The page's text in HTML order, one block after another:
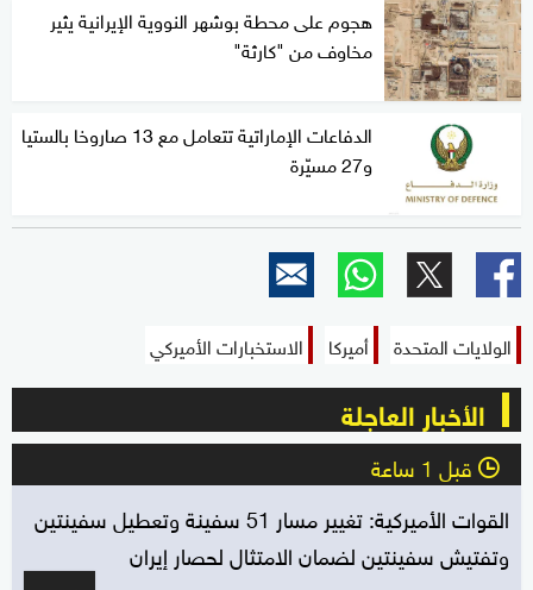
هجوم على محطة بوشهر النووية الإيرانية يثير
مخاوف من "كارثة"
الدفاعات الإماراتية تتعامل مع 13 صاروخا بالستيا
و27 مسيّرة
الولايات المتحدة أميركا الاستخبارات الأميركي
الأخبار العاجلة
l قبل 1 ساعة
القوات الأميركية: تغيير مسار 51 سفينة وتعطيل سفينتين
وتفتيش سفينتين لضمان الامتثال لحصار إيران